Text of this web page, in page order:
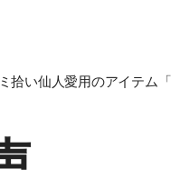
拾い仙人愛用のアイテム